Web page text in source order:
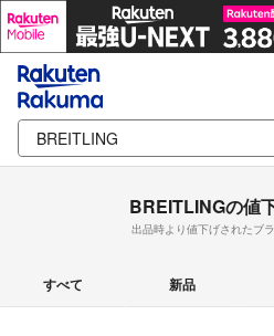
BREITLINGの値
出品時より値下げされたブ
すべて 新品